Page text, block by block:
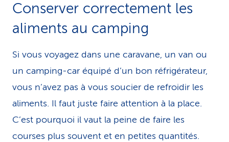
Conserver correctement les
aliments au camping
Si vous voyagez dans une caravane, un van ou
un camping-car équipé d’un bon réfrigérateur,
vous n’avez pas à vous soucier de refroidir les
aliments. Il faut juste faire attention à la place.
C’est pourquoi il vaut la peine de faire les
courses plus souvent et en petites quantités.